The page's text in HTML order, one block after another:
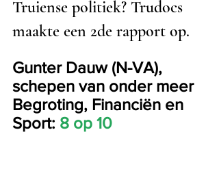
Truiense politiek? Trudocs
maakte een 2de rapport op.
Gunter Dauw (N-VA),
schepen van onder meer
Begroting, Financiën en
Sport: 8 op 10